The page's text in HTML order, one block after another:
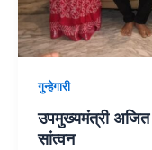
गुन्हेगारी
उपमुख्यमंत्री अजित
सांत्वन